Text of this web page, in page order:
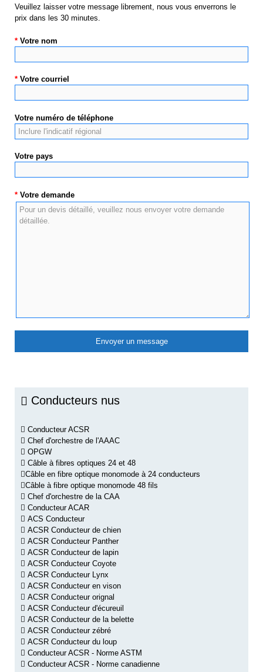
Veuillez laisser votre message librement, nous vous enverrons le
prix dans les 30 minutes.
* Votre nom
* Votre courriel
Votre numéro de téléphone
Votre pays
* Votre demande
Conducteurs nus
Conducteur ACSR
Chef d'orchestre de l'AAAC
OPGW
Câble à fibres optiques 24 et 48
Câble en fibre optique monomode à 24 conducteurs
Câble à fibre optique monomode 48 fils
Chef d'orchestre de la CAA
Conducteur ACAR
ACS Conducteur
ACSR Conducteur de chien
ACSR Conducteur Panther
ACSR Conducteur de lapin
ACSR Conducteur Coyote
ACSR Conducteur Lynx
ACSR Conducteur en vison
ACSR Conducteur orignal
ACSR Conducteur d'écureuil
ACSR Conducteur de la belette
ACSR Conducteur zébré
ACSR Conducteur du loup
Conducteur ACSR - Norme ASTM
Conducteur ACSR - Norme canadienne